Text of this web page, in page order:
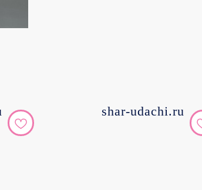
shar-udachi.ru